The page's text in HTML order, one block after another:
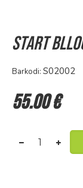
Start
Barkodi: S02002
55.00 €